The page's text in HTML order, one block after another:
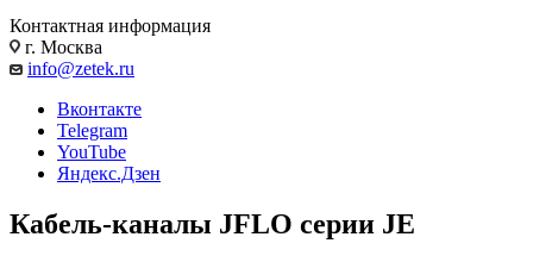
Контактная информация
г. Москва
info@zetek.ru
Вконтакте
Telegram
YouTube
Яндекс.Дзен
Кабель-каналы JFLO серии JE